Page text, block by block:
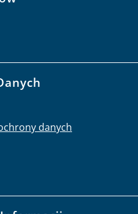
danych